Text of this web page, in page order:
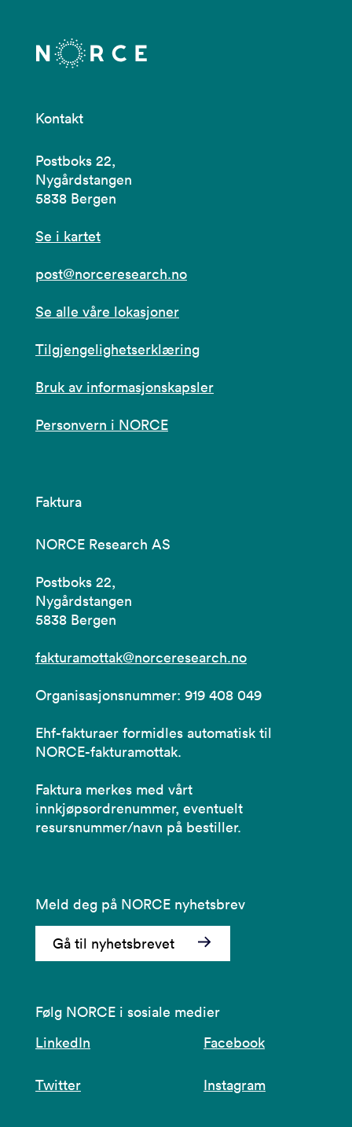
Kontakt
Postboks 22,
Nygårdstangen
5838 Bergen
Se i kartet
post@norceresearch.no
Se alle våre lokasjoner
Tilgjengelighetserklæring
Bruk av informasjonskapsler
Personvern i NORCE
Faktura
NORCE Research AS
Postboks 22,
Nygårdstangen
5838 Bergen
fakturamottak@norceresearch.no
Organisasjonsnummer: 919 408 049
Ehf-fakturaer formidles automatisk til
NORCE-fakturamottak.
Faktura merkes med vårt
innkjøpsordrenummer, eventuelt
resursnummer/navn på bestiller.
Meld deg på NORCE nyhetsbrev
Gå til nyhetsbrevet
Følg NORCE i sosiale medier
LinkedIn
Facebook
Twitter Instagram